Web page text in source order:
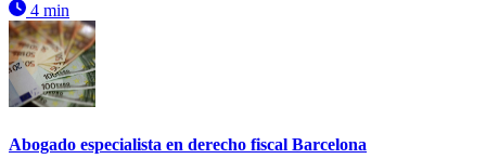
4 min
Abogado especialista en derecho fiscal Barcelona